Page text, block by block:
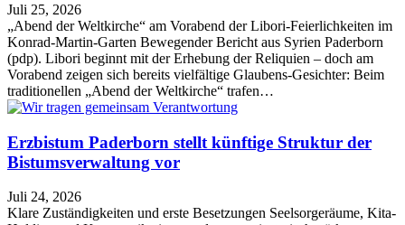
Juli 25, 2026
„Abend der Weltkirche“ am Vorabend der Libori-Feierlichkeiten im
Konrad-Martin-Garten Bewegender Bericht aus Syrien Paderborn
(pdp). Libori beginnt mit der Erhebung der Reliquien – doch am
Vorabend zeigen sich bereits vielfältige Glaubens-Gesichter: Beim
traditionellen „Abend der Weltkirche“ trafen…
Erzbistum Paderborn stellt künftige Struktur der
Bistumsverwaltung vor
Juli 24, 2026
Klare Zuständigkeiten und erste Besetzungen Seelsorgeräume, Kita-